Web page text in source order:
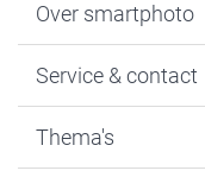
Fotoboeken
Fotocadeaus
Kaarten
Over smartphoto
Vacatures
Bestelproces
Service & contact
Tevredenheidsgarantie
Thema's